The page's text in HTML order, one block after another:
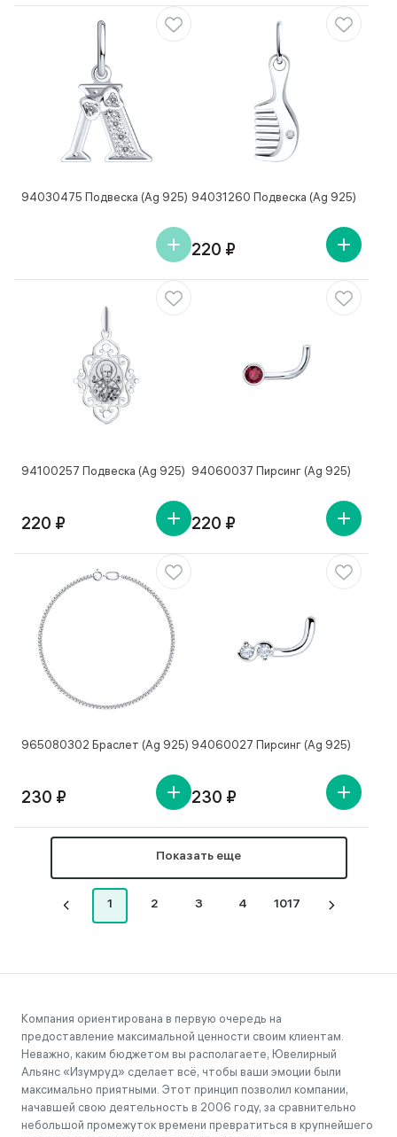
94030475 Подвеска (Ag 925) 94031260 Подвеска (Ag 925)
220 ₽
94100257 Подвеска (Ag 925)
220 ₽
94060037 Пирсинг (Ag 925)
220 ₽
965080302 Браслет (Ag 925)
230 ₽
94060027 Пирсинг (Ag 925)
230 ₽
Показать еще
1 2 3 4 1017
Компания ориентирована в первую очередь на
предоставление максимальной ценности своим клиентам.
Неважно, каким бюджетом вы располагаете, Ювелирный
Альянс «Изумруд» сделает всё, чтобы ваши эмоции были
максимально приятными. Этот принцип позволил компании,
начавшей свою деятельность в 2006 году, за сравнительно
небольшой промежуток времени превратиться в крупнейшего